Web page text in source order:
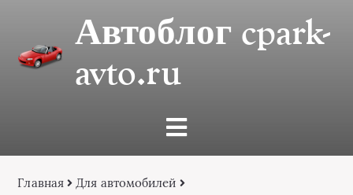
Автоблог cpark-
avto.ru
Главная Для автомобилей